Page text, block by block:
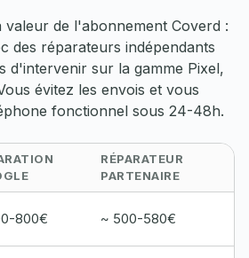
valeur de l'abonnement Coverd :
des réparateurs indépendants
d'intervenir sur la gamme Pixel,
évitez les envois et vous
fonctionnel sous 24-48h.
RÉPARATEUR
PARTENAIRE
800€ ~ 500-580€